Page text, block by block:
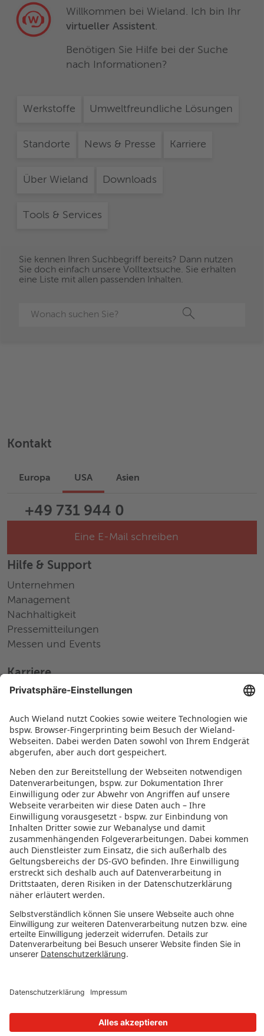
Willkommen bei Wieland. Ich bin Ihr
virtueller Assistent.
Benötigen Sie Hilfe bei der Suche
nach Informationen?
Werkstoffe Umweltfreundliche Lösungen
Standorte News & Presse Karriere
Über Wieland Downloads
Tools & Services
Sie kennen Ihren Suchbegriff bereits? Dann nutzen
Sie doch einfach unsere Volltextsuche. Sie erhalten
eine Liste mit allen passenden Inhalten.
Kontakt
Europa USA Asien
+49 731 944 0
Eine E-Mail schreiben
Hilfe & Support
Unternehmen
Management
Nachhaltigkeit
Pressemitteilungen
Messen und Events
Karriere
Arbeiten bei Wieland
Jobs Nordamerika
Jobs Asien
RECHTLICHES
Datenschutz
Impressum
Governance
Nutzungsbedingungen
Datenschutzeinstellungen
FOLGE UNS AUF